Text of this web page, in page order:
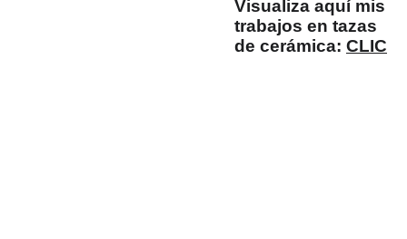
Visualiza aquí mis
trabajos en tazas
de cerámica: CLIC